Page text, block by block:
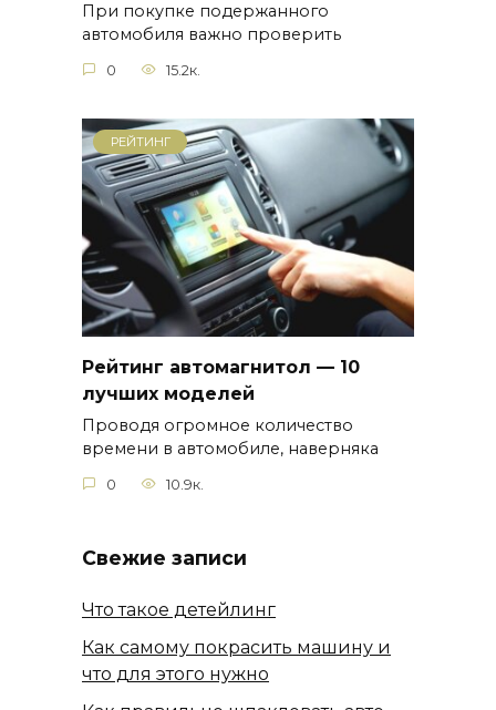
При покупке подержанного
автомобиля важно проверить
0 15.2к.
РЕЙТИНГ
Рейтинг автомагнитол — 10
лучших моделей
Проводя огромное количество
времени в автомобиле, наверняка
0 10.9к.
Свежие записи
Что такое детейлинг
Как самому покрасить машину и
что для этого нужно